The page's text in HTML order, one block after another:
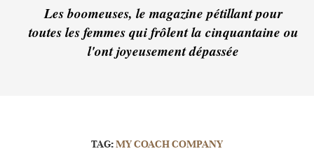
Les boomeuses, le magazine pétillant pour
toutes les femmes qui frôlent la cinquantaine ou
l'ont joyeusement dépassée
TAG:MY COACH COMPANY